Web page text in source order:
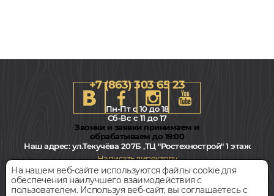
138x2000, 14мм
Country, Дуб, Однополосный, Влагостойкий
+7 (863) 303 65 23
Пн-Пт с 10 до 18
Сб-Вс с 11 до 17
Звонки и заявки принимаем и
обрабатываем до 19:00
Наш адрес:ул.Текучёва 207Б ,ТЦ "Ростехнострой" 1 этаж
Написать директору
Всегда свободная парковка
На нашем веб-сайте используются файлы cookie для
обеспечения наилучшего взаимодействия с
пользователем. Используя веб-сайт, вы соглашаетесь с